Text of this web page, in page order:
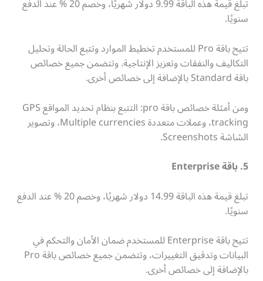
تبلغ قيمة هذه الباقة 9.99 دولار شهريًا، وخصم 20 % عند الدفع
سنويًا.
تتيح باقة Pro للمستخدم تخطيط الموارد وتتبع الحالة وتحليل
التكاليف والنفقات وتعزيز الإنتاجية. وتتضمن جميع خصائص
باقة Standard بالإضافة إلى خصائص أخرى.
ومن أمثلة خصائص باقة pro: التتبع بنظام تحديد المواقع GPS
tracking، وعملات متعددة Multiple currencies، وتصوير
الشاشة Screenshots.
5. باقة Enterprise
تبلغ قيمة هذه الباقة 14.99 دولار شهريًا، وخصم 20 % عند الدفع
سنويًا.
تتيح باقة Enterprise للمستخدم ضمان الأمان والتحكم في
البيانات وتدقيق التغييرات، وتتضمن جميع خصائص باقة Pro
بالإضافة إلى خصائص أخرى.